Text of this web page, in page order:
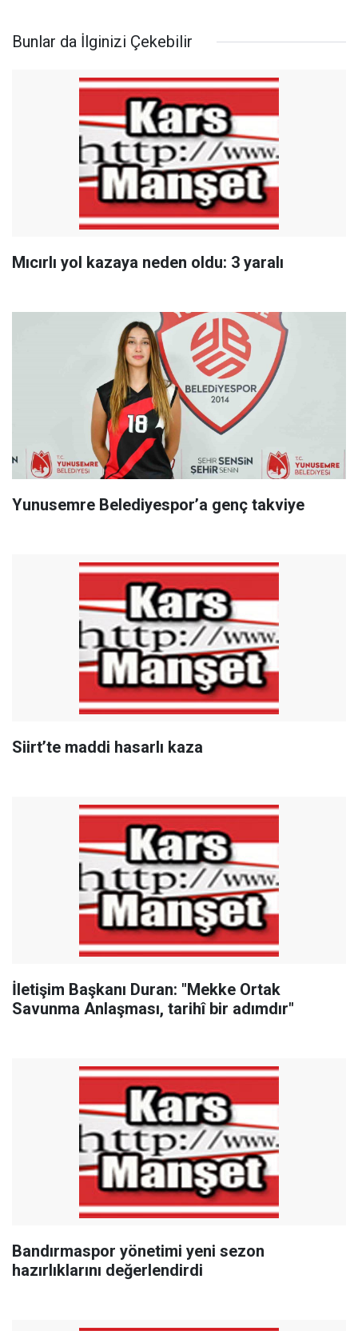
Bunlar da İlginizi Çekebilir
Mıcırlı yol kazaya neden oldu: 3 yaralı
Yunusemre Belediyespor’a genç takviye
Siirt’te maddi hasarlı kaza
İletişim Başkanı Duran: "Mekke Ortak
Savunma Anlaşması, tarihî bir adımdır"
Bandırmaspor yönetimi yeni sezon
hazırlıklarını değerlendirdi